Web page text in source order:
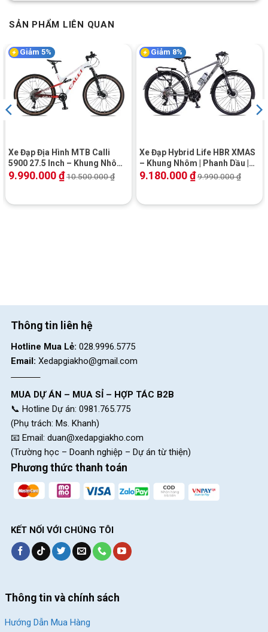
SẢN PHẨM LIÊN QUAN
Giảm 5%
Xe Đạp Địa Hình MTB Calli
5900 27.5 Inch – Khung Nhôm,
Shimano Altus
9.990.000₫10.500.000₫
Giảm 8%
Xe Đạp Hybrid Life HBR XMAS
– Khung Nhôm | Phanh Dầu |
Shimano
9.180.000₫9.990.000₫
Thông tin liên hệ
Hotline Mua Lẻ: 028.9996.5775
Email: Xedapgiakho@gmail.com
MUA DỰ ÁN – MUA SỈ – HỢP TÁC B2B
📞 Hotline Dự án: 0981.765.775
(Phụ trách: Ms. Khanh)
📧 Email: duan@xedapgiakho.com
(Trường học – Doanh nghiệp – Dự án từ thiện)
Phương thức thanh toán
KẾT NỐI VỚI CHÚNG TÔI
Thông tin và chính sách
Hướng Dẫn Mua Hàng